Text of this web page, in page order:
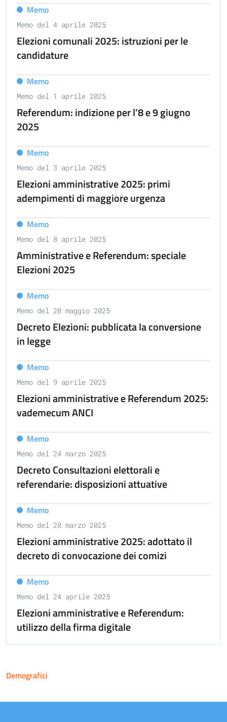
Memo
Memo del 4 aprile 2025
Elezioni comunali 2025: istruzioni per le
candidature
Memo
Memo del 1 aprile 2025
Referendum: indizione per l’8 e 9 giugno
2025
Memo
Memo del 3 aprile 2025
Elezioni amministrative 2025: primi
adempimenti di maggiore urgenza
Memo
Memo del 8 aprile 2025
Amministrative e Referendum: speciale
Elezioni 2025
Memo
Memo del 20 maggio 2025
Decreto Elezioni: pubblicata la conversione
in legge
Memo
Memo del 9 aprile 2025
Elezioni amministrative e Referendum 2025:
vademecum ANCI
Memo
Memo del 24 marzo 2025
Decreto Consultazioni elettorali e
referendarie: disposizioni attuative
Memo
Memo del 28 marzo 2025
Elezioni amministrative 2025: adottato il
decreto di convocazione dei comizi
Memo
Memo del 24 aprile 2025
Elezioni amministrative e Referendum:
utilizzo della firma digitale
Demografici